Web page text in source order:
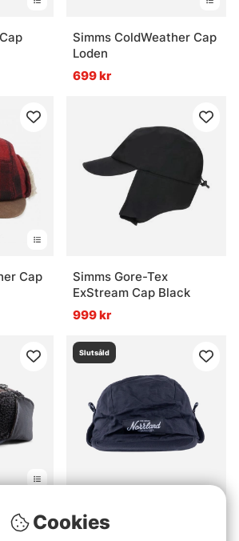
Simms ColdWeather Cap
Loden
699 kr
Cap
Simms Gore-Tex
ExStream Cap Black
999 kr
Earflap
Slutsåld
SQRTN Kiruna Cap Black
Cookies